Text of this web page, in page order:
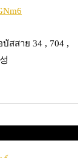
บัสสาย 34 , 704 ,